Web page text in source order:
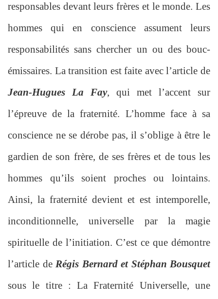
responsables devant leurs frères et le monde. Les
hommes qui en conscience assument leurs
responsabilités sans chercher un ou des bouc-
émissaires. La transition est faite avec l’article de
Jean-Hugues La Fay, qui met l’accent sur
l’épreuve de la fraternité. L’homme face à sa
conscience ne se dérobe pas, il s’oblige à être le
gardien de son frère, de ses frères et de tous les
hommes qu’ils soient proches ou lointains.
Ainsi, la fraternité devient et est intemporelle,
inconditionnelle, universelle par la magie
spirituelle de l’initiation. C’est ce que démontre
l’article de Régis Bernard et Stéphan Bousquet
sous le titre : La Fraternité Universelle, une